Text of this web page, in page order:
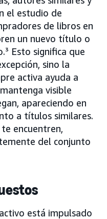
el estudio de
de libros en
un nuevo título o
Esto significa que
sino la
activa ayuda a
visible
apareciendo en
a títulos similares.
encuentren,
del conjunto
está impulsado